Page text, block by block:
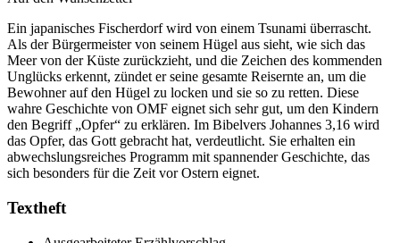
Ein japanisches Fischerdorf wird von einem Tsunami überrascht.
Als der Bürgermeister von seinem Hügel aus sieht, wie sich das
Meer von der Küste zurückzieht, und die Zeichen des kommenden
Unglücks erkennt, zündet er seine gesamte Reisernte an, um die
Bewohner auf den Hügel zu locken und sie so zu retten. Diese
wahre Geschichte von OMF eignet sich sehr gut, um den Kindern
den Begriff „Opfer“ zu erklären. Im Bibelvers Johannes 3,16 wird
das Opfer, das Gott gebracht hat, verdeutlicht. Sie erhalten ein
abwechslungsreiches Programm mit spannender Geschichte, das
sich besonders für die Zeit vor Ostern eignet.
Textheft